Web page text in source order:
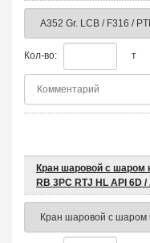
Кол-во: т
Кран шаровой с шаром
RB 3PC RTJ HL API 6D